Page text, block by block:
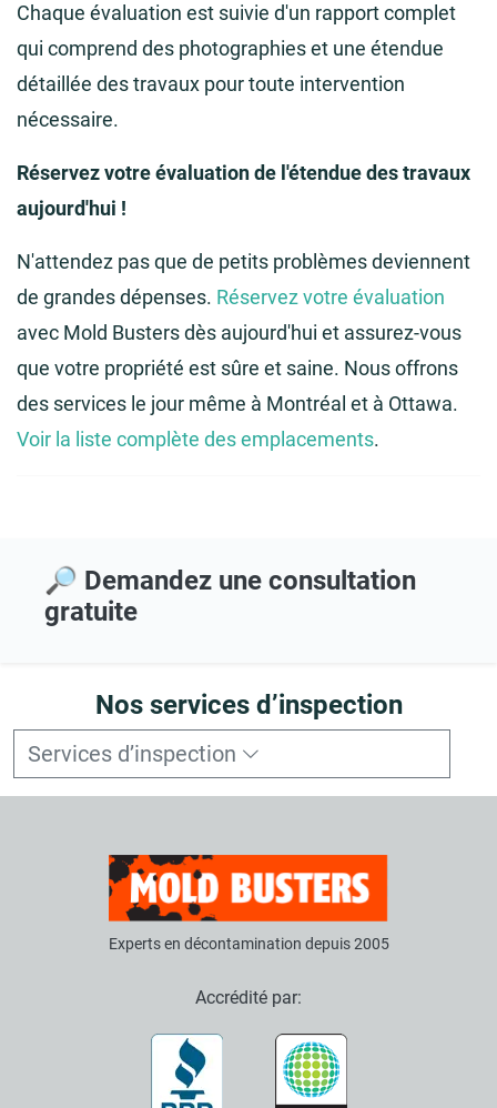
Chaque évaluation est suivie d'un rapport complet
qui comprend des photographies et une étendue
détaillée des travaux pour toute intervention
nécessaire.
Réservez votre évaluation de l'étendue des travaux
aujourd'hui !
N'attendez pas que de petits problèmes deviennent
de grandes dépenses. Réservez votre évaluation
avec Mold Busters dès aujourd'hui et assurez-vous
que votre propriété est sûre et saine. Nous offrons
des services le jour même à Montréal et à Ottawa.
Voir la liste complète des emplacements.
🔎 Demandez une consultation
gratuite
Nos services d’inspection
Services d’inspection
Experts en décontamination depuis 2005
Accrédité par: